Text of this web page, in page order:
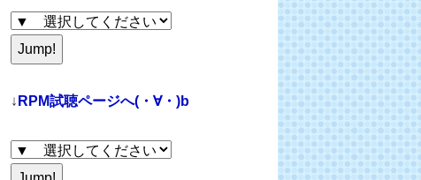
↓ RPM試聴ページへ(・∀・)b